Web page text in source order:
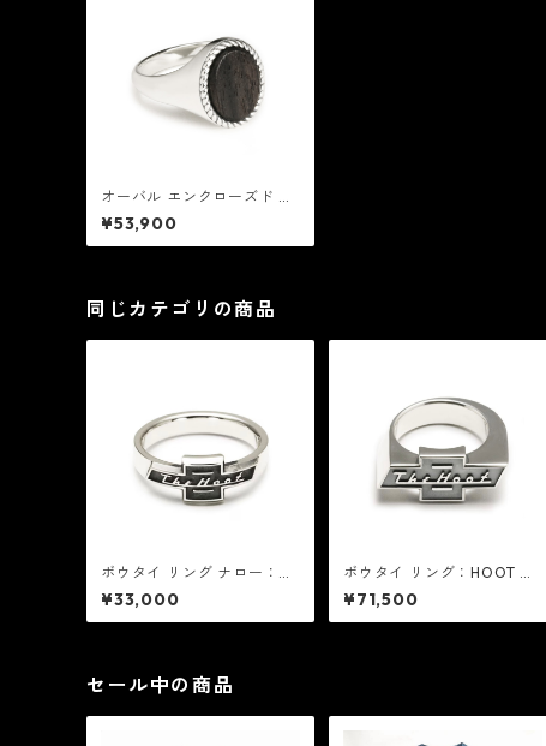
オーバル エンクローズド シ
グネット リング エボニー：
HOOT フート
¥53,900
同じカテゴリの商品
ボウタイ リング ナロー：H
OOT フート
¥33,000
ボウタイ リング：HOOT フ
ート
¥71,500
セール中の商品